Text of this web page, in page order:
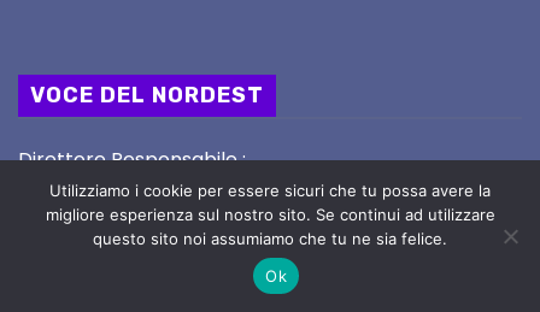
VOCE DEL NORDEST
Direttore Responsabile :
STEFANO SERAFINI
email : redazione@vocedelnordest.it
Registrazione Tribunale di UDINE nr. 02/2019 del
Utilizziamo i cookie per essere sicuri che tu possa avere la
migliore esperienza sul nostro sito. Se continui ad utilizzare
questo sito noi assumiamo che tu ne sia felice.
Ok